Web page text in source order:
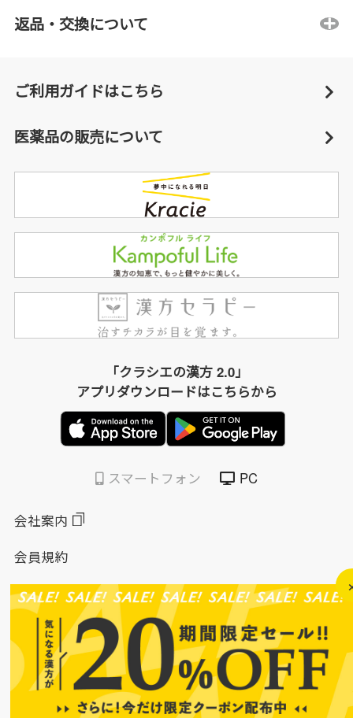
返品・交換について
ご利用ガイドはこちら
医薬品の販売について
「クラシエの漢方 2.0」
アプリダウンロードはこちらから
スマートフォン PC
会社案内
会員規約
個人情報保護方針
特定商取引法に基づく表示
このサイトについて
ソーシャルメディアポリシー